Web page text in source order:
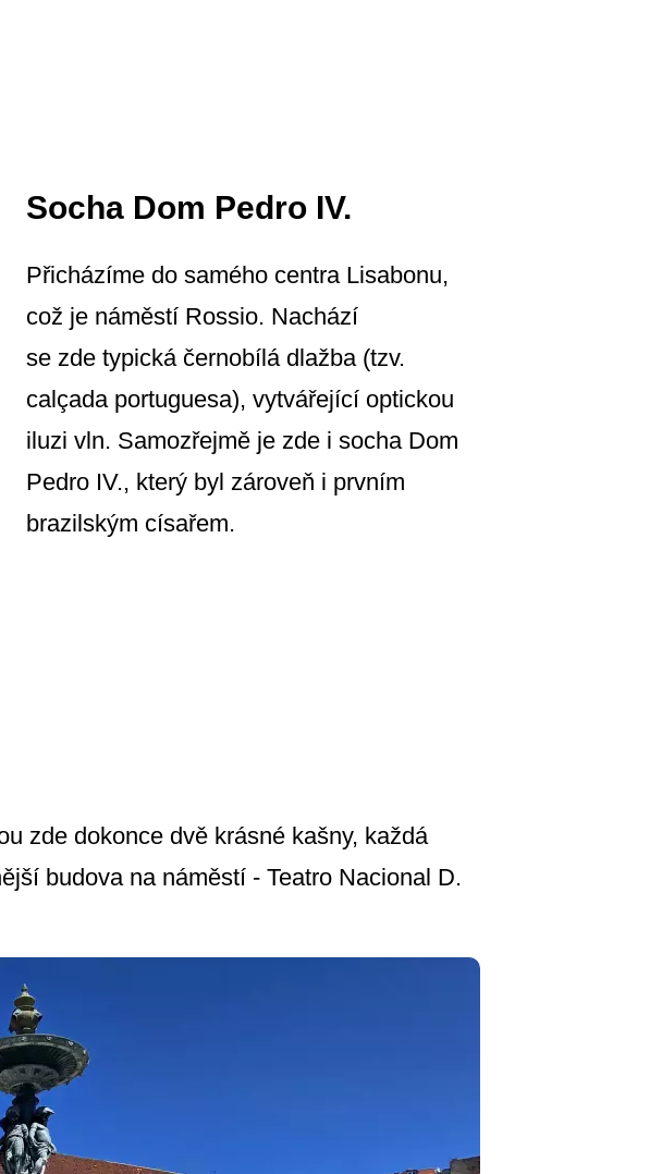
Socha Dom Pedro IV.
Přicházíme do samého centra Lisabonu,
což je náměstí Rossio. Nachází
se zde typická černobílá dlažba (tzv.
calçada portuguesa), vytvářející optickou
iluzi vln. Samozřejmě je zde i socha Dom
Pedro IV., který byl zároveň i prvním
brazilským císařem.
zde dokonce dvě krásné kašny, každá
budova na náměstí - Teatro Nacional D.